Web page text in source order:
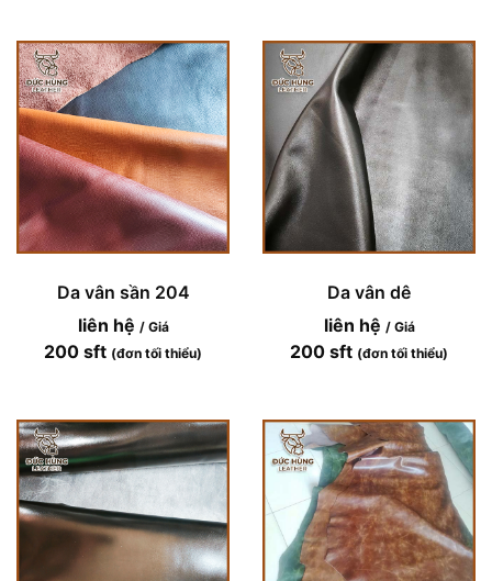
Da vân sần 204
liên hệ / Giá
200 sft (đơn tối thiểu)
Da vân dê
liên hệ / Giá
200 sft (đơn tối thiểu)